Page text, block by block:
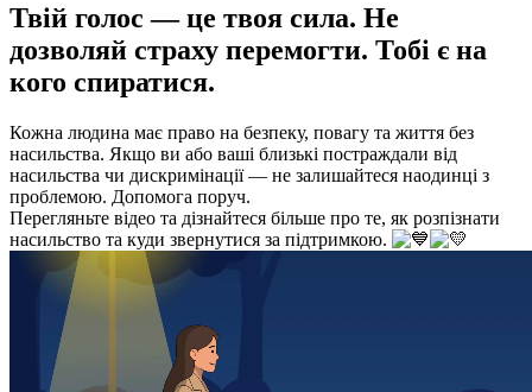
Твій голос — це твоя сила. Не
дозволяй страху перемогти. Тобі є на
кого спиратися.
Кожна людина має право на безпеку, повагу та життя без
насильства. Якщо ви або ваші близькі постраждали від
насильства чи дискримінації — не залишайтеся наодинці з
проблемою. Допомога поруч.
Перегляньте відео та дізнайтеся більше про те, як розпізнати
насильство та куди звернутися за підтримкою.